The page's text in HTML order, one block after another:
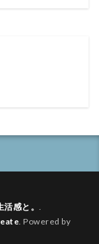
感と。
. Powered by